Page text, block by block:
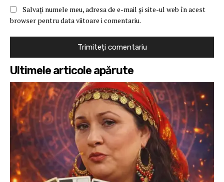
Salvați numele meu, adresa de e-mail și site-ul web în acest
browser pentru data viitoare i comentariu.
Ultimele articole apărute